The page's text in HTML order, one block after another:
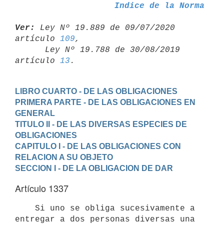
Indice de la Norma
Ver:
Ley Nº 19.889 de 09/07/2020
artículo 109,
artículo 13
LIBRO CUARTO - DE LAS OBLIGACIONES
PRIMERA PARTE - DE LAS OBLIGACIONES EN
GENERAL
TITULO II - DE LAS DIVERSAS ESPECIES DE
OBLIGACIONES
CAPITULO I - DE LAS OBLIGACIONES CON
RELACION A SU OBJETO
SECCION I - DE LA OBLIGACION DE DAR
Artículo 1337
entregar a dos personas diversas una